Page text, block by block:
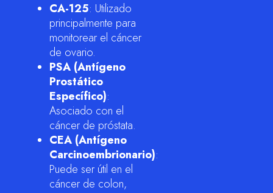
CA-125: Utilizado
principalmente para
monitorear el cáncer
de ovario.
PSA (Antígeno
Prostático
Específico):
Asociado con el
cáncer de próstata.
CEA (Antígeno
Carcinoembrionario):
Puede ser útil en el
cáncer de colon,